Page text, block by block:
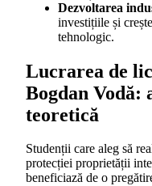
Dezvoltarea
investițiile și
tehnologic.
Lucrarea de
Bogdan Vodă:
teoretică
Studenții care aleg să
protecției proprietății
beneficiază de o